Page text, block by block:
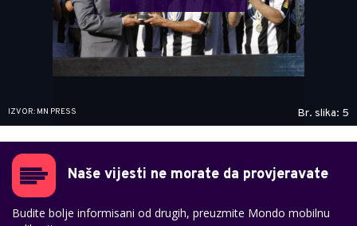
IZVOR: MN PRESS Br. slika: 5
Naše vijesti ne morate da provjeravate
Budite bolje informisani od drugih, preuzmite Mondo mobilnu